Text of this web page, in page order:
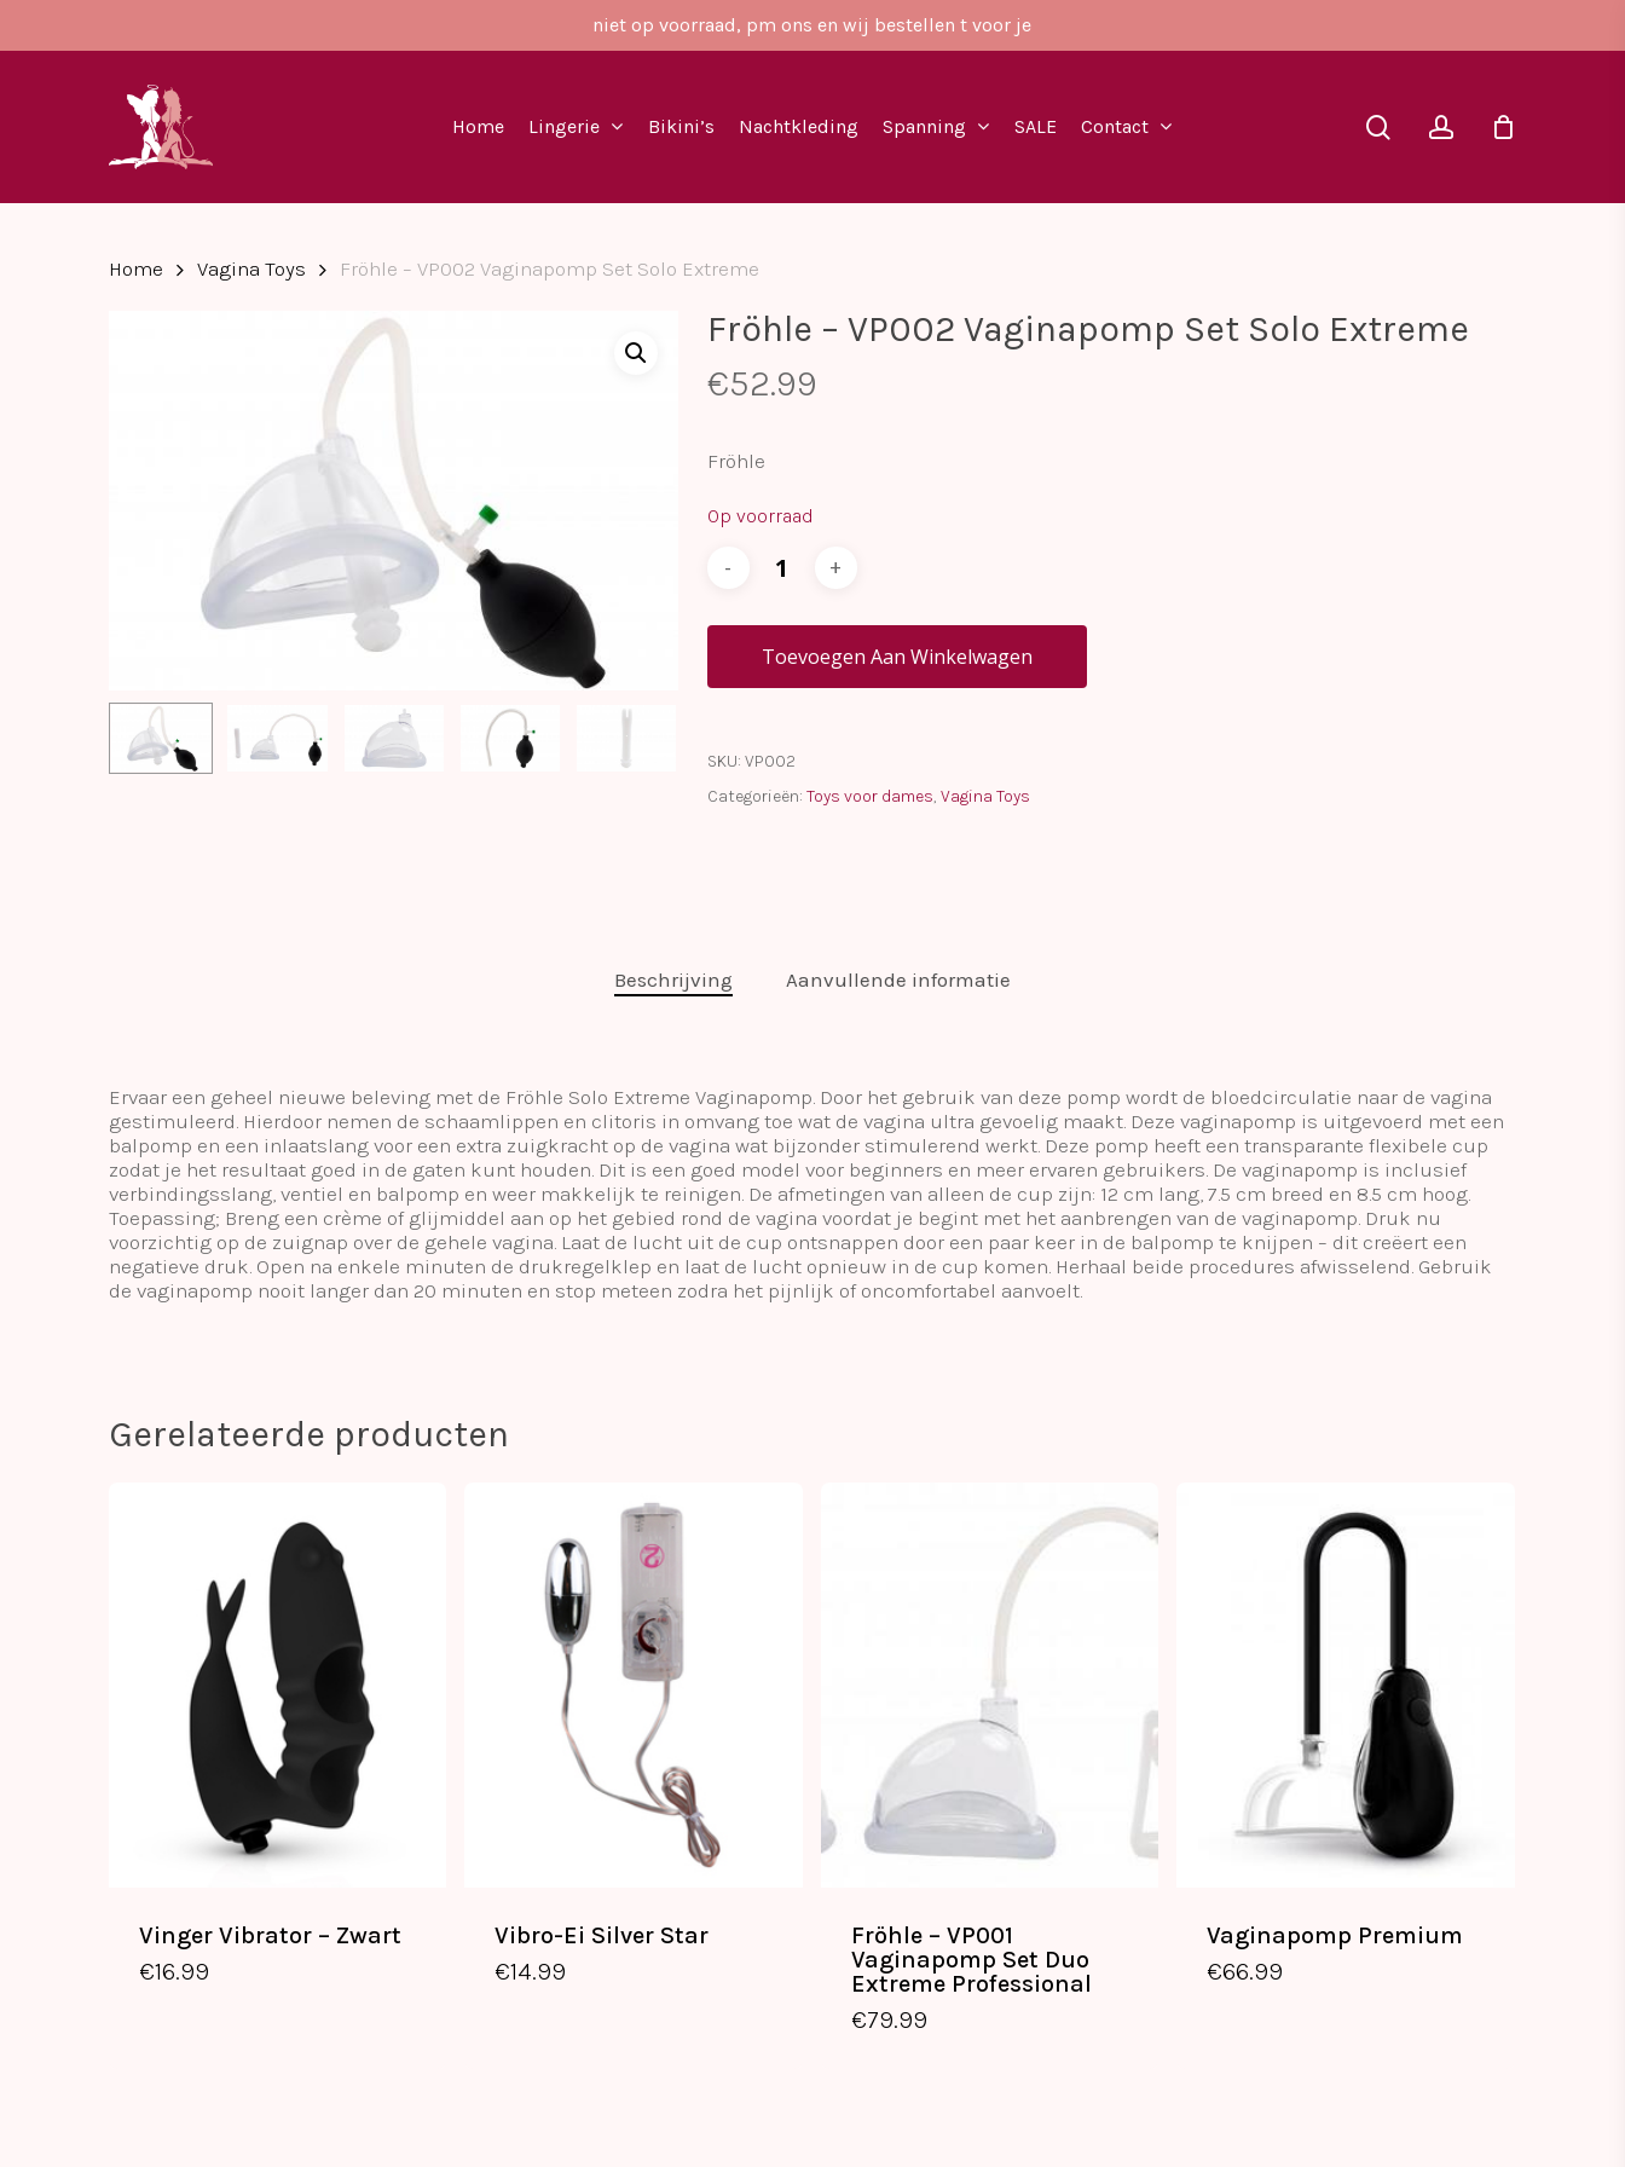
niet op voorraad, pm ons en wij bestellen t voor je
Hit enter to search or ESC to close
Home Lingerie Bikini’s Nachtkleding Spanning SALE Contact searchaccount
Home Vagina Toys Fröhle – VP002 Vaginapomp Set Solo Extreme
Fröhle – VP002 Vaginapomp Set Solo Extreme
€52.99
Fröhle
Op voorraad
Toevoegen Aan Winkelwagen
SKU: VP002
Categorieën: Toys voor dames, Vagina Toys
Beschrijving Aanvullende informatie
Ervaar een geheel nieuwe beleving met de Fröhle Solo Extreme Vaginapomp. Door het gebruik van deze pomp wordt de bloedcirculatie naar de vagina
gestimuleerd. Hierdoor nemen de schaamlippen en clitoris in omvang toe wat de vagina ultra gevoelig maakt. Deze vaginapomp is uitgevoerd met een
balpomp en een inlaatslang voor een extra zuigkracht op de vagina wat bijzonder stimulerend werkt. Deze pomp heeft een transparante flexibele cup
zodat je het resultaat goed in de gaten kunt houden. Dit is een goed model voor beginners en meer ervaren gebruikers. De vaginapomp is inclusief
verbindingsslang, ventiel en balpomp en weer makkelijk te reinigen. De afmetingen van alleen de cup zijn: 12 cm lang, 7.5 cm breed en 8.5 cm hoog.
Toepassing; Breng een crème of glijmiddel aan op het gebied rond de vagina voordat je begint met het aanbrengen van de vaginapomp. Druk nu
voorzichtig op de zuignap over de gehele vagina. Laat de lucht uit de cup ontsnappen door een paar keer in de balpomp te knijpen – dit creëert een
negatieve druk. Open na enkele minuten de drukregelklep en laat de lucht opnieuw in de cup komen. Herhaal beide procedures afwisselend. Gebruik
de vaginapomp nooit langer dan 20 minuten en stop meteen zodra het pijnlijk of oncomfortabel aanvoelt.
Gerelateerde producten
Vinger Vibrator – Zwart
€16.99
Vibro-Ei Silver Star
€14.99
Fröhle – VP001
Vaginapomp Set Duo
Extreme Professional
€79.99
€79.99
Vaginapomp Premium
€66.99